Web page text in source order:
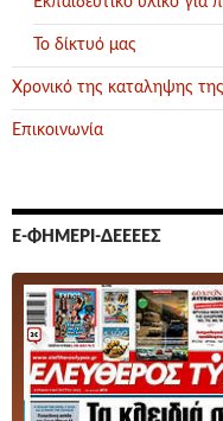
Το δίκτυό μας
Χρονικό της καταληψης
Επικοινωνία
Ε-ΦΗΜΕΡΊ-ΔΕΕΕΕΣ